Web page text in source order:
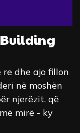
dhe ajo fillon
në moshën
njerëzit, që
mirë - ky